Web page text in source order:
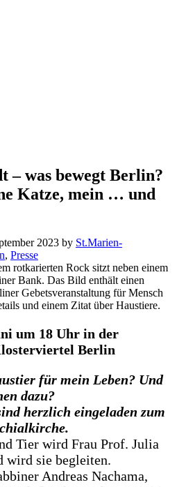
– was bewegt Berlin?
Katze, mein … und
2023 by St.Marien-
, Presse
um 18 Uhr in der
Berlin
für mein Leben? Und
dazu?
herzlich eingeladen zum
Tier wird Frau Prof. Julia
wird sie begleiten.
Andreas Nachama,